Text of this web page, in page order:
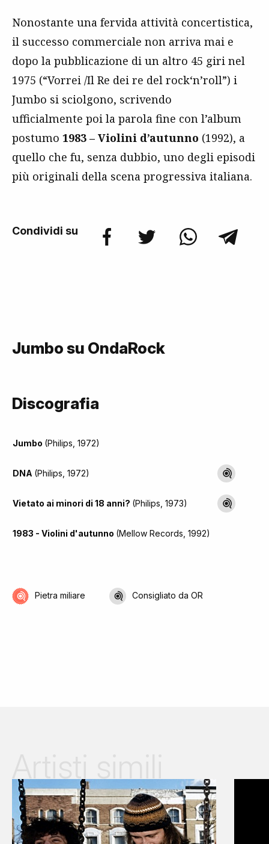
Nonostante una fervida attività concertistica,
il successo commerciale non arriva mai e
dopo la pubblicazione di un altro 45 giri nel
1975 (“Vorrei /Il Re dei re del rock‘n’roll”) i
Jumbo si sciolgono, scrivendo
ufficialmente poi la parola fine con l’album
postumo 1983 – Violini d’autunno (1992), a
quello che fu, senza dubbio, uno degli episodi
più originali della scena progressiva italiana.
Condividi su
Jumbo su OndaRock
Discografia
Jumbo (Philips, 1972)
DNA (Philips, 1972)
Vietato ai minori di 18 anni? (Philips, 1973)
1983 - Violini d'autunno (Mellow Records, 1992)
Pietra miliare Consigliato da OR